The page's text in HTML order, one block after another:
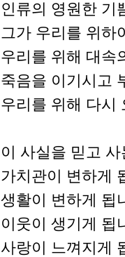
인류의 영원한 기
그가 우리를 위하
우리를 위해 대속
죽음을 이기시고
우리를 위해 다시
이 사실을 믿고
가치관이 변하게
생활이 변하게 됩
이웃이 생기게 됩
사랑이 느껴지게